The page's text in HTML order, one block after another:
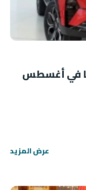
في أغسطس
عرض المزيد